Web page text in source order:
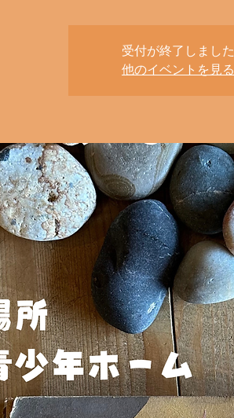
受付が終了しました
他のイベントを見る